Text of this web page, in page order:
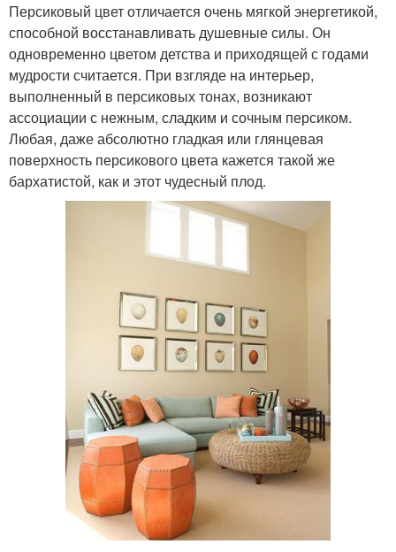
Персиковый цвет отличается очень мягкой энергетикой,
способной восстанавливать душевные силы. Он
одновременно цветом детства и приходящей с годами
мудрости считается. При взгляде на интерьер,
выполненный в персиковых тонах, возникают
ассоциации с нежным, сладким и сочным персиком.
Любая, даже абсолютно гладкая или глянцевая
поверхность персикового цвета кажется такой же
бархатистой, как и этот чудесный плод.